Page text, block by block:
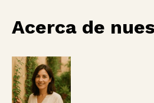
Acerca de